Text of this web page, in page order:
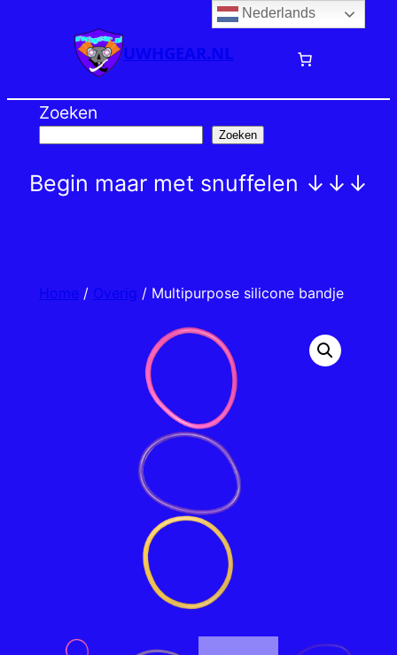
inhoud
UWHGEAR.NL
Zoeken
Zoeken
Begin maar met snuffelen ↓↓↓
Home / Overig / Multipurpose silicone bandje
Nederlands